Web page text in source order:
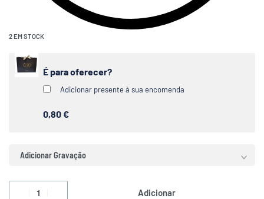
2 EM STOCK
É para oferecer?
Adicionar presente à sua encomenda
0,80 €
Adicionar Gravação
Adicionar